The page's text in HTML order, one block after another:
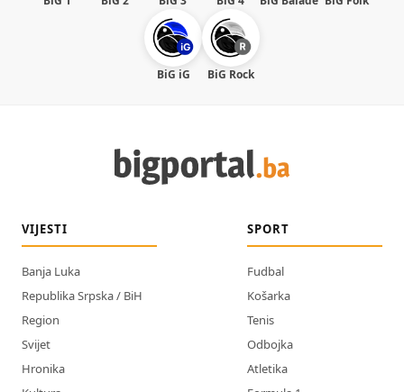
BiG iG BiG Rock
VIJESTI
Banja Luka
Republika Srpska / BiH
Region
Svijet
Hronika
SPORT
Fudbal
Košarka
Tenis
Odbojka
Atletika